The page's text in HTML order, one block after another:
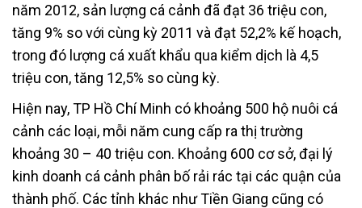
năm 2012, sản lượng cá cảnh đã đạt 36 triệu con,
tăng 9% so với cùng kỳ 2011 và đạt 52,2% kế hoạch,
trong đó lượng cá xuất khẩu qua kiểm dịch là 4,5
triệu con, tăng 12,5% so cùng kỳ.
Hiện nay, TP Hồ Chí Minh có khoảng 500 hộ nuôi cá
cảnh các loại, mỗi năm cung cấp ra thị trường
khoảng 30 – 40 triệu con. Khoảng 600 cơ sở, đại lý
kinh doanh cá cảnh phân bố rải rác tại các quận của
thành phố. Các tỉnh khác như Tiền Giang cũng có